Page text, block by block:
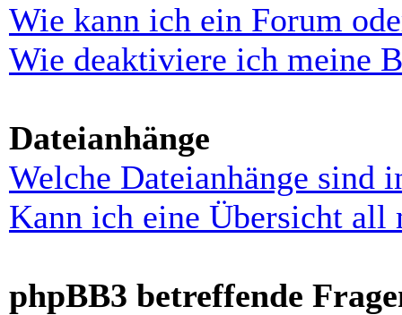
Wie kann ich ein Forum
Wie deaktiviere ich meine
Dateianhänge
Welche Dateianhänge sind
Kann ich eine Übersicht all
phpBB3 betreffende